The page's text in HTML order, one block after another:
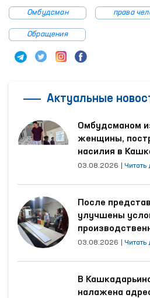
Омбудсман права
Обращения
Актуальные
Омбудсманом
женщины,
насилия в
области
03.08.2026 Читать
После
улучшены
трудятся
03.08.2026 Читать
В
налажена